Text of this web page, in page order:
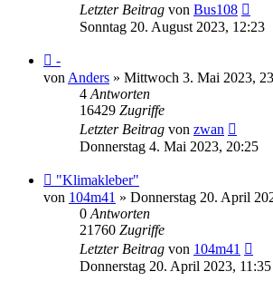
Letzter Beitrag von Bus108
Sonntag 20. August 2023, 12:23
-
vonAnders » Mittwoch 3. Mai 2023,
4Antworten
16429 Zugriffe
Letzter Beitrag von zwan
Donnerstag 4. Mai 2023, 20:25
"Klimakleber"
von 104m41 » Donnerstag 20. April
0Antworten
21760 Zugriffe
Letzter Beitrag von 104m41
Donnerstag 20. April 2023, 11:35